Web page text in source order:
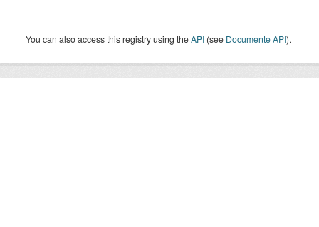
You can also access this registry using theAPI (see Documente API).